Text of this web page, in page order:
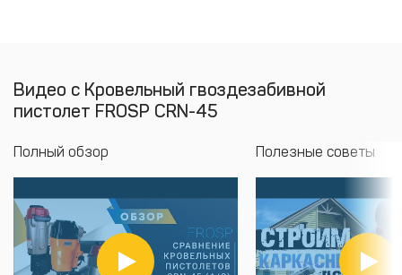
Видео с Кровельный гвоздезабивной
пистолет FROSP CRN-45
Полный обзор Полезные советы